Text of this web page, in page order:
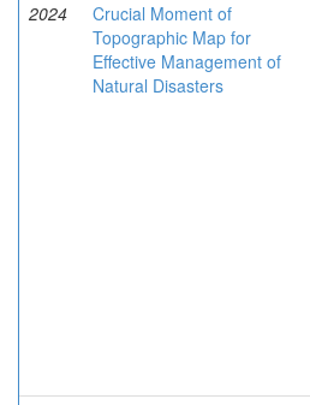
2024
Crucial Moment of
Topographic Map for
Effective Management of
Natural Disasters